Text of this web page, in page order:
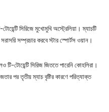
সিরিজে মুখোমুখি অস্ট্রেলিয়া। ম্যাচটি
সম্প্রচার করবে স্টার স্পোর্টস ওয়ান।
টোয়েন্টি সিরিজ জিততে পারেনি কোহলিরা।
পর তৃতীয় ম্যাচ বৃষ্টির কারণে পরিত্যাক্ত